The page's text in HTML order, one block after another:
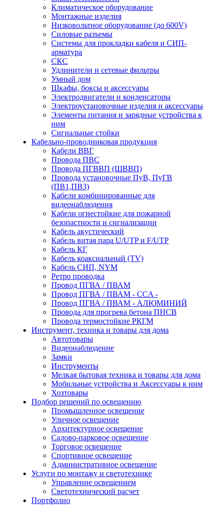
Климатическое оборудование
Монтажные изделия
Низковольтное оборудование (до 600V)
Силовые разъемы
Системы для прокладки кабеля и СИП-
арматура
СКС
Удлинители и сетевые фильтры
Умный дом
Шкафы, боксы и аксессуары
Электродвигатели и конденсаторы
Электроустановочные изделия и аксессуары
Элементы питания и зарядные устройства к
ним
Сигнальные стойки
Кабельно-проводниковая продукция
Кабели ВВГ
Провода ПВС
Провода ПГВВП (ШВВП)
Провода установочные ПуВ, ПуГВ
(ПВ1,ПВ3)
Кабели комбинированные для
видеонаблюдения
Кабели огнестойкие для пожарной
безопастности и сигнализации
Кабель акустический
Кабель витая пара U/UTP и F/UTP
Кабель КГ
Кабель коаксиальный (TV)
Кабель СИП, NYM
Ретро проводка
Провод ПГВА / ПВАМ
Провод ПГВА / ПВАМ - CCA -
Провод ПГВА / ПВАМ - АЛЮМИНИЙ
Провода для прогрева бетона ПНСВ
Провода термостойкие РКГМ
Инструмент, техника и товары для дома
Автотовары
Видеонаблюдение
Замки
Инструменты
Мелкая бытовая техника и товары для дома
Мобильные устройства и Аксессуары к ним
Хозтовары
Подбор решений по освещению
Промышленное освещение
Уличное освещение
Архитектурное освещение
Садово-парковое освещение
Торговое освещение
Спортивное освещение
Административное освещение
Услуги по монтажу и светотехнике
Управление освещением
Светотехнический расчет
Портфолио